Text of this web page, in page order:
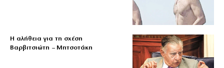
Η αλήθεια για τη σχέση
Βαρβιτσιώτη – Μητσοτάκη